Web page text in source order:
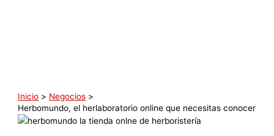
Inicio
Negocios
Herbomundo, el herlaboratorio online que necesitas conocer